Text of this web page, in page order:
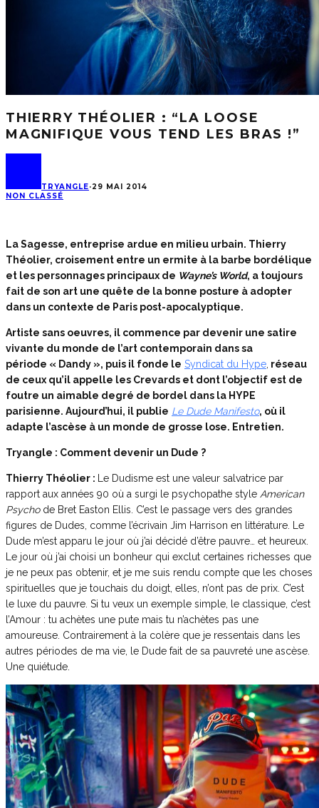
THIERRY THÉOLIER : “LA LOOSE
MAGNIFIQUE VOUS TEND LES BRAS !”
TRYANGLE·29 MAI 2014
NON CLASSÉ
La Sagesse, entreprise ardue en milieu urbain. Thierry
Théolier, croisement entre un ermite à la barbe bordélique
et les personnages principaux de Wayne’s World, a toujours
fait de son art une quête de la bonne posture à adopter
dans un contexte de Paris post-apocalyptique.
Artiste sans oeuvres, il commence par devenir une satire
vivante du monde de l’art contemporain dans sa
période « Dandy », puis il fonde le Syndicat du Hype réseau
de ceux qu’il appelle les Crevards et dont l’objectif est de
foutre un aimable degré de bordel dans la HYPE
parisienne. Aujourd’hui, il publie Le Dude Manifesto, où il
adapte l’ascèse à un monde de grosse lose. Entretien.
Tryangle : Comment devenir un Dude ?
Thierry Théolier :
Le Dudisme est une valeur salvatrice par
rapport aux années 90 où a surgi le psychopathe style American
Psychode Bret Easton Ellis. C’est le passage vers des grandes
figures de Dudes, comme l’écrivain Jim Harrison en littérature. Le
Dude m’est apparu le jour où j’ai décidé d’être pauvre… et heureux.
Le jour où j’ai choisi un bonheur qui exclut certaines richesses que
je ne peux pas obtenir, et je me suis rendu compte que les choses
spirituelles que je touchais du doigt, elles, n’ont pas de prix. C’est
le luxe du pauvre. Si tu veux un exemple simple, le classique, c’est
l’Amour : tu achètes une pute mais tu n’achètes pas une
amoureuse. Contrairement à la colère que je ressentais dans les
autres périodes de ma vie, le Dude fait de sa pauvreté une ascèse.
Une quiétude.